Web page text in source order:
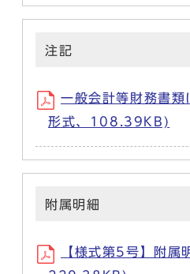
注記
一般会計等財務書
形式、108.39KB)
附属明細
【様式第5号】附属